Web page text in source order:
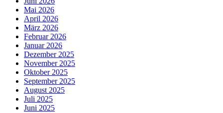
Mai 2026
April 2026
März 2026
Februar 2026
Januar 2026
Dezember 2025
November 2025
Oktober 2025
September 2025
August 2025
Juli 2025
Juni 2025